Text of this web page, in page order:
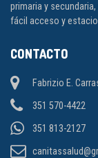
primaria y
fácil acceso y
CONTACTO
Fabrizio E.
351 570-4422
351 813-2127